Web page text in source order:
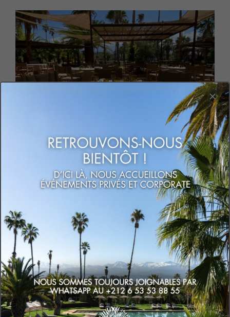
DÉCOUVRIR
LE POTAGER
Chaque matin, le chef arpente l’immense potager pour
choisir les herbes aromatiques, les légumes et les
agrumes du jour que l’on retrouve sur la carte du
restaurant.